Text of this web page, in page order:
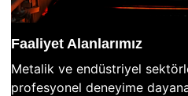
Faaliyet Alanlarımız
Metalik ve endüstriyel
profesyonel deneyime